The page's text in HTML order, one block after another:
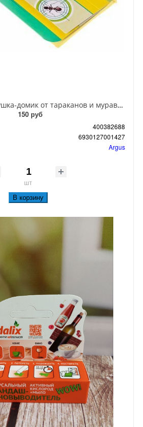
Argus Клеевая ловушка-домик от тараканов и муравьев
150 руб
400382688
6930127001427
Argus
шт
В корзину